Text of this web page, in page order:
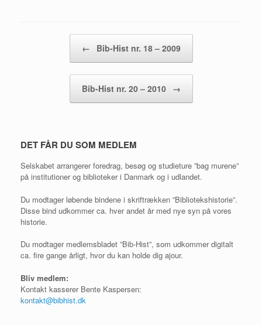
← Bib-Hist nr. 18 – 2009
Bib-Hist nr. 20 – 2010 →
DET FÅR DU SOM MEDLEM
Selskabet arrangerer foredrag, besøg og studieture ”bag murene”
på institutioner og biblioteker i Danmark og i udlandet.
Du modtager løbende bindene i skriftrækken ”Bibliotekshistorie”.
Disse bind udkommer ca. hver andet år med nye syn på vores
historie.
Du modtager medlemsbladet ”Bib-Hist”, som udkommer digitalt
ca. fire gange årligt, hvor du kan holde dig ajour.
Bliv medlem:
Kontakt kasserer Bente Kaspersen:
kontakt@bibhist.dk